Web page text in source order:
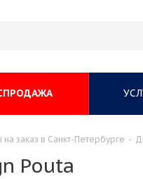
заказ в Санкт-Петербурге -
Pouta